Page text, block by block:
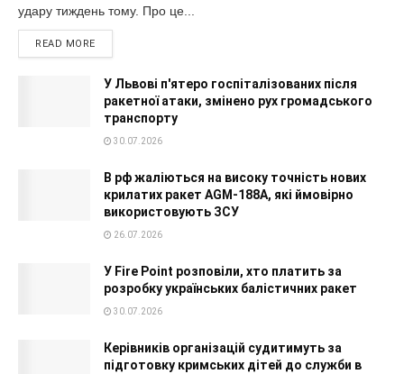
удару тиждень тому. Про це...
READ MORE
У Львові п'ятеро госпіталізованих після
ракетної атаки, змінено рух громадського
транспорту
30.07.2026
В рф жаліються на високу точність нових
крилатих ракет AGM-188A, які ймовірно
використовують ЗСУ
26.07.2026
У Fire Point розповіли, хто платить за
розробку українських балістичних ракет
30.07.2026
Керівників організацій судитимуть за
підготовку кримських дітей до служби в